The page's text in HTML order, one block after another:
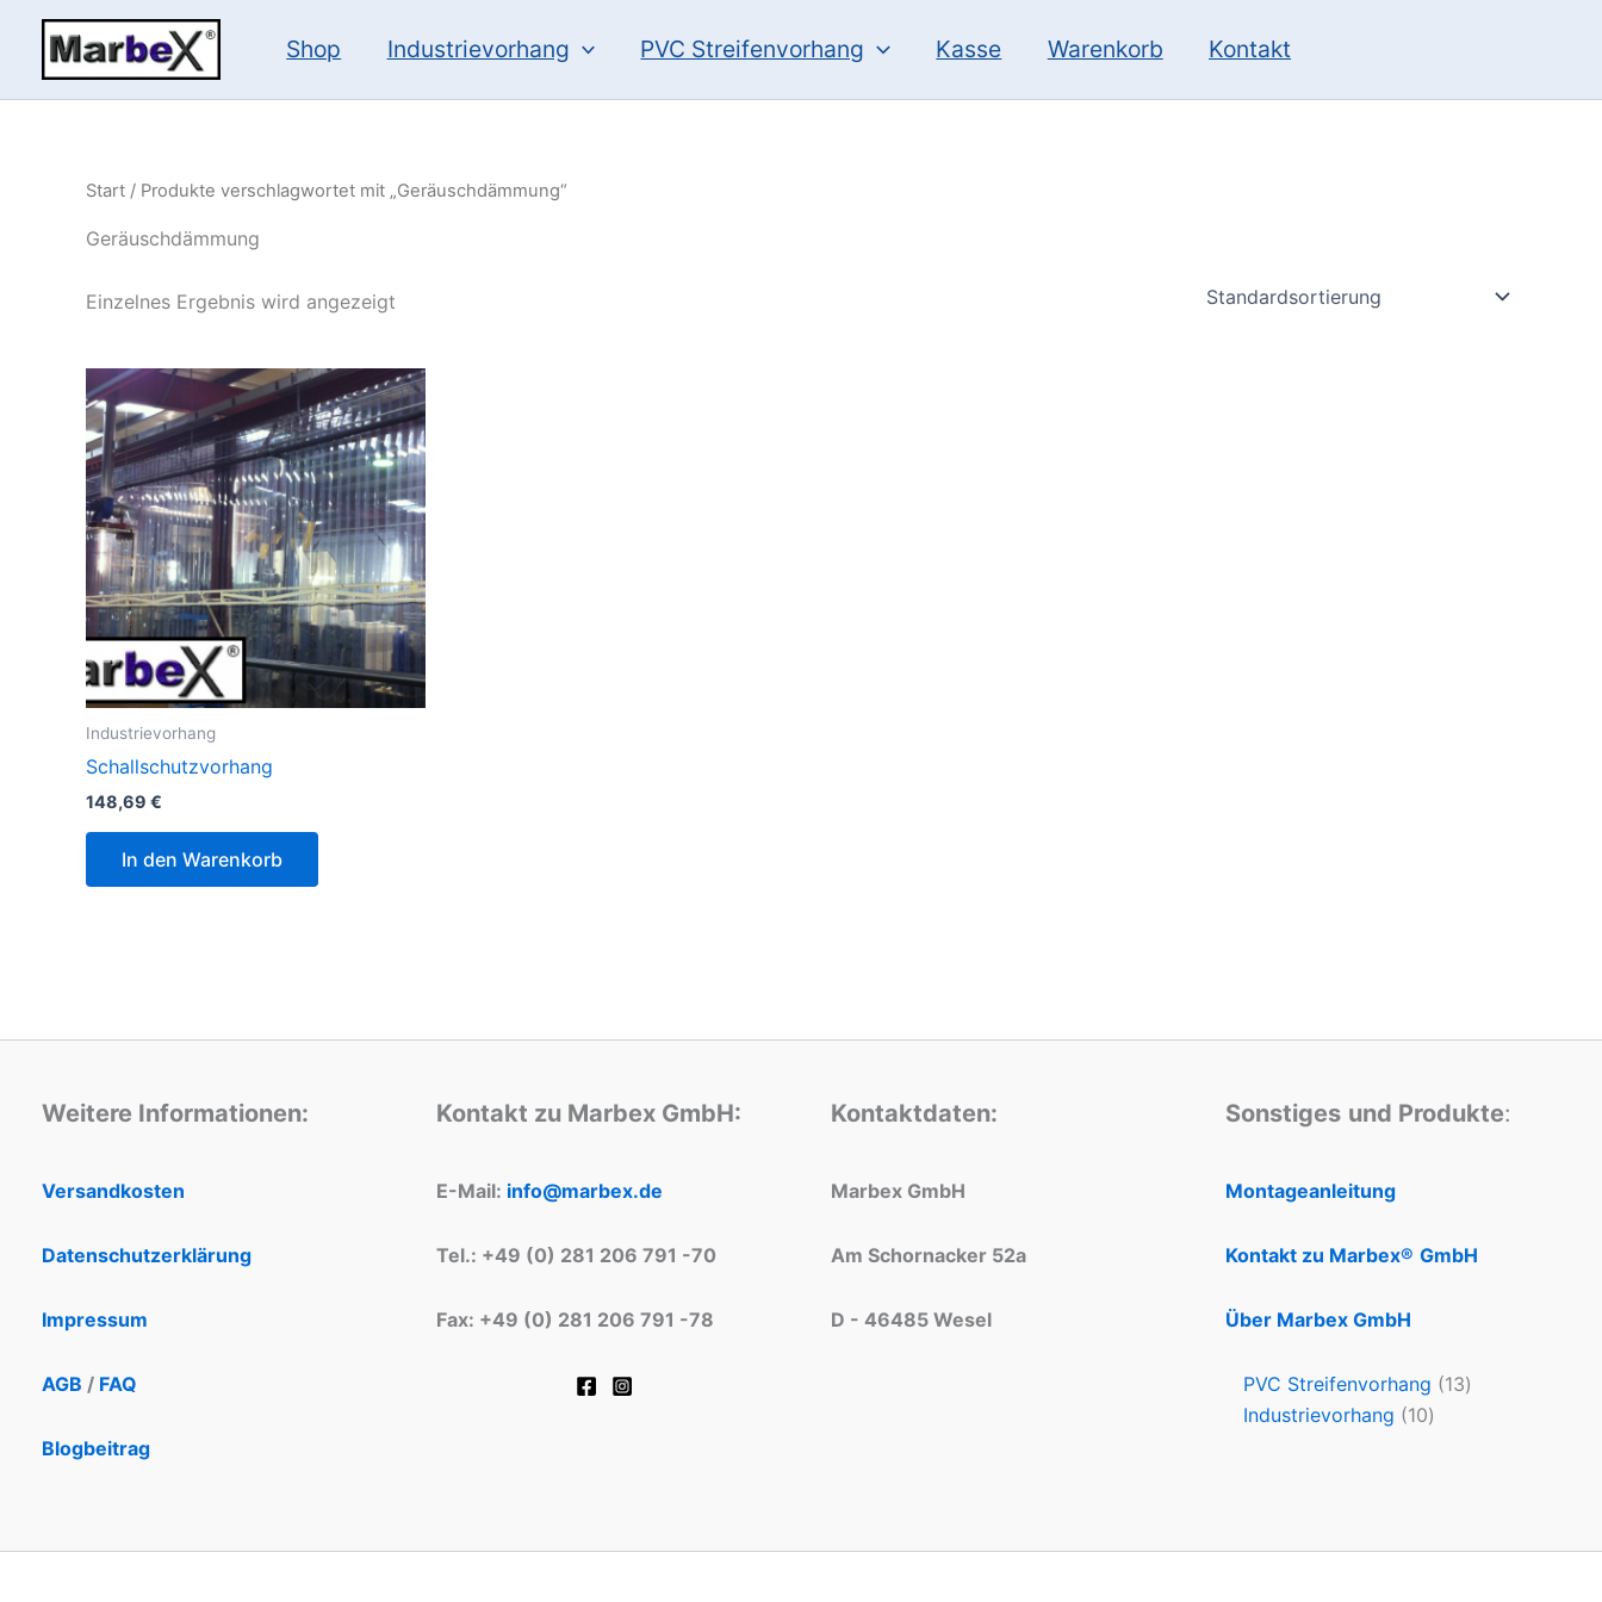
springen
Shop Industrievorhang PVC Streifenvorhang Kasse Warenkorb Kontakt
Start / Produkte verschlagwortet mit „Geräuschdämmung“
Geräuschdämmung
Einzelnes Ergebnis wird angezeigt
Industrievorhang
Schallschutzvorhang
148,69 €
In den Warenkorb
Weitere Informationen:
Versandkosten
Datenschutzerklärung
Impressum
AGB / FAQ
Blogbeitrag
Kontakt zu Marbex GmbH:
E-Mail: info@marbex.de
Tel.: +49 (0) 281 206 791 -70
Fax: +49 (0) 281 206 791 -78
Kontaktdaten:
Marbex GmbH
Am Schornacker 52a
D - 46485 Wesel
Sonstiges und Produkte:
Montageanleitung
Kontakt zu Marbex® GmbH
Über Marbex GmbH
PVC Streifenvorhang 13
Industrievorhang 10